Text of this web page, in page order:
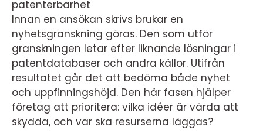
patenterbarhet
Innan en ansökan skrivs brukar en
nyhetsgranskning göras. Den som utför
granskningen letar efter liknande lösningar i
patentdatabaser och andra källor. Utifrån
resultatet går det att bedöma både nyhet
och uppfinningshöjd. Den här fasen hjälper
företag att prioritera: vilka idéer är värda att
skydda, och var ska resurserna läggas?